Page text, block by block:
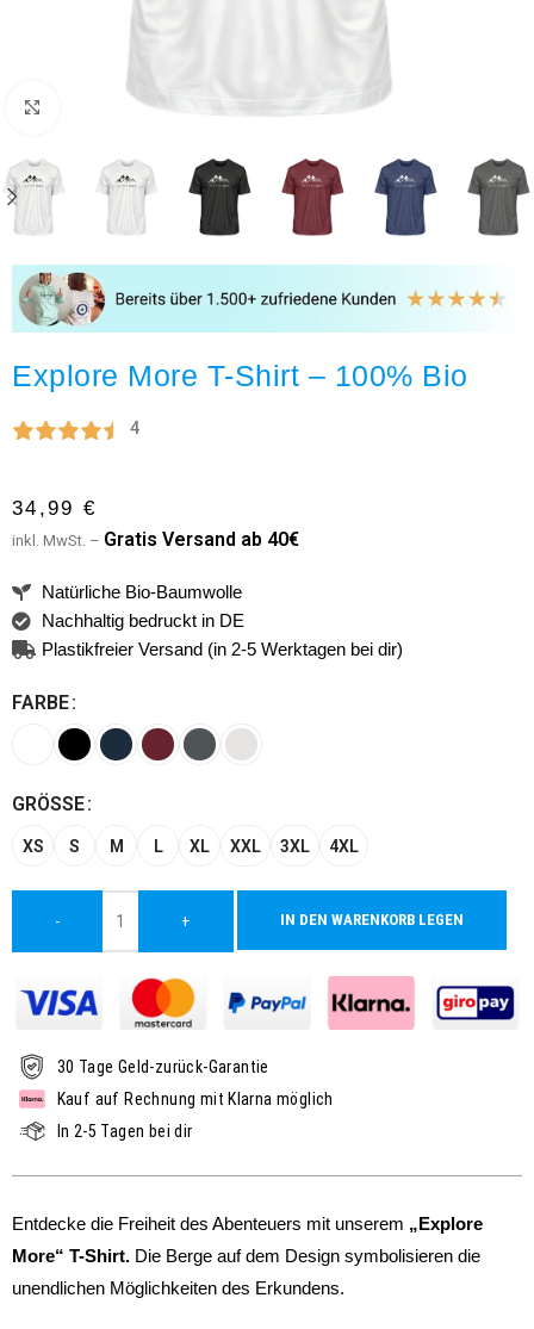
Click to enlarge
Explore More T-Shirt – 100% Bio
4
34,99 €
inkl. MwSt. – Gratis Versand ab 40€
Natürliche Bio-Baumwolle
Nachhaltig bedruckt in DE
Plastikfreier Versand (in 2-5 Werktagen bei dir)
FARBE
GRÖSSE
XS S M L XL XXL 3XL 4XL
- + IN DEN WARENKORB LEGEN
Alternative:
30 Tage Geld-zurück-Garantie
Kauf auf Rechnung mit Klarna möglich
In 2-5 Tagen bei dir
Entdecke die Freiheit des Abenteuers mit unserem „Explore
More“ T-Shirt. Die Berge auf dem Design symbolisieren die
unendlichen Möglichkeiten des Erkundens.